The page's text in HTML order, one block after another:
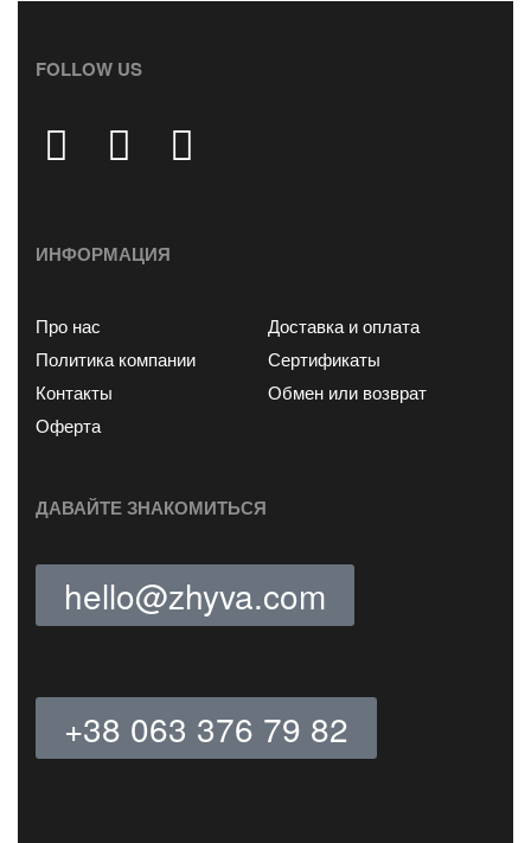
FOLLOW US
ИНФОРМАЦИЯ
Про нас
Доставка и оплата
Политика компании
Сертификаты
Контакты
Обмен или возврат
Оферта
ДАВАЙТЕ ЗНАКОМИТЬСЯ
hello@zhyva.com
+38 063 376 79 82